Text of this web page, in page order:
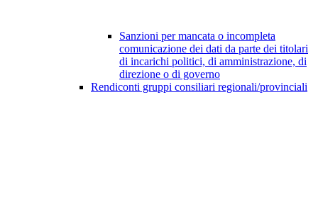
Sanzioni per mancata o incompleta
comunicazione dei dati da parte dei titolari
di incarichi politici, di amministrazione, di
direzione o di governo
Rendiconti gruppi consiliari regionali/provinciali